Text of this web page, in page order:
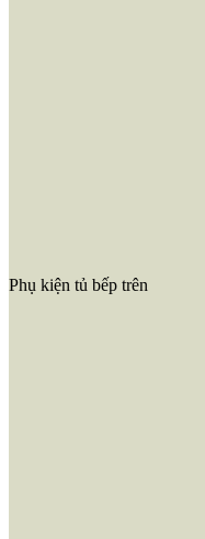
Phụ kiện tủ bếp trên